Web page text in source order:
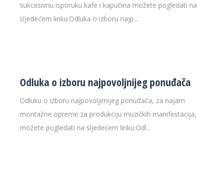
sukcesivnu isporuku kafe i kapučina možete pogledati na
sljedećem linku:Odluka o izboru najp...
Odluka o izboru najpovoljnijeg ponuđača
Odluku o izboru najpovoljenijeg ponuđača, za najam
montažne opreme za produkciju muzičkih manifestacija,
možete pogledati na sljedećem linku:Odl...